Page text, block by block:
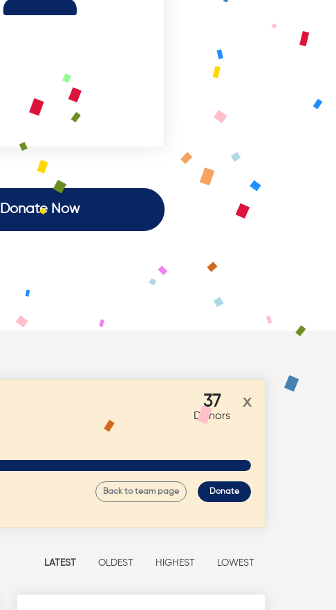
Donate Now
37
Donors
x
Back to team page Donate
LATEST OLDEST HIGHEST LOWEST